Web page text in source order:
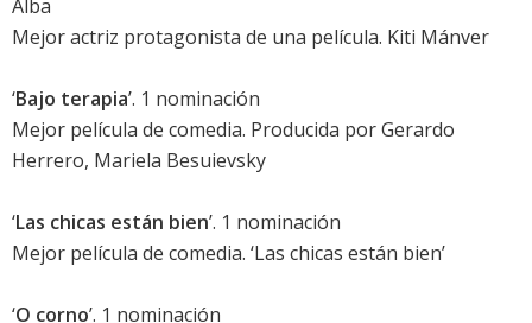
Alba
Mejor actriz protagonista de una película. Kiti Mánver
‘Bajo terapia’. 1 nominación
Mejor película de comedia. Producida por Gerardo
Herrero, Mariela Besuievsky
‘Las chicas están bien’. 1 nominación
Mejor película de comedia. ‘Las chicas están bien’
‘O corno’. 1 nominación